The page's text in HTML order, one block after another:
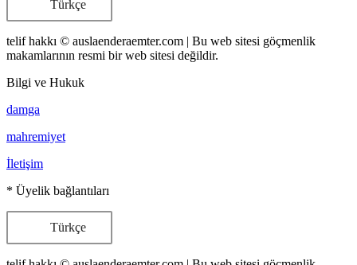
Türkçe
telif hakkı © auslaenderaemter.com | Bu web sitesi göçmenlik
makamlarının resmi bir web sitesi değildir.
Bilgi ve Hukuk
damga
mahremiyet
İletişim
* Üyelik bağlantıları
Türkçe